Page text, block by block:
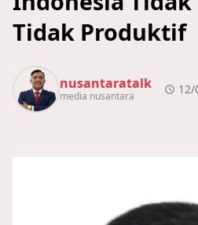
Tidak Produktif
nusantaratalk
media nusantara 12/